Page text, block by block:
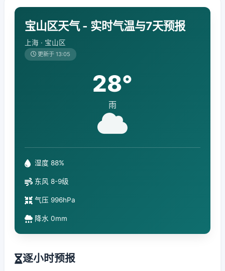
宝山区天气 - 实时气温与7天预报
上海 · 宝山区
更新于 13:05
28°
雨
湿度 88%
东风 8-9级
气压 996hPa
降水 0mm
逐小时预报